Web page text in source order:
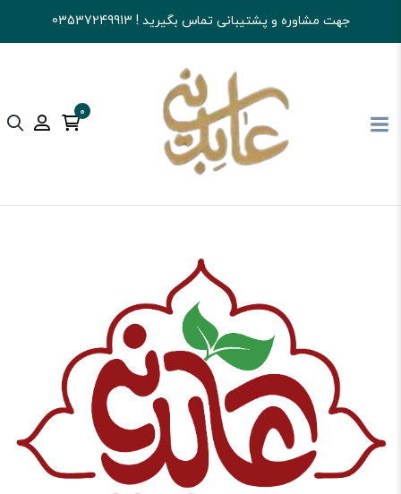
جهت مشاوره و پشتیبانی تماس بگیرید ! 03537249913
0
آجیل و خشکبار عابدینی تنقلات نوشیدنی و پودر شربتی